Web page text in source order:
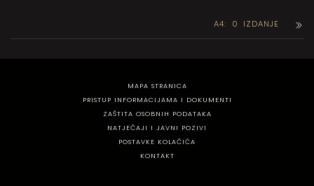
A4: 0 IZDANJE
MAPA STRANICA
PRISTUP INFORMACIJAMA I DOKUMENTI
ZAŠTITA OSOBNIH PODATAKA
NATJEČAJI I JAVNI POZIVI
POSTAVKE KOLAČIĆA
KONTAKT